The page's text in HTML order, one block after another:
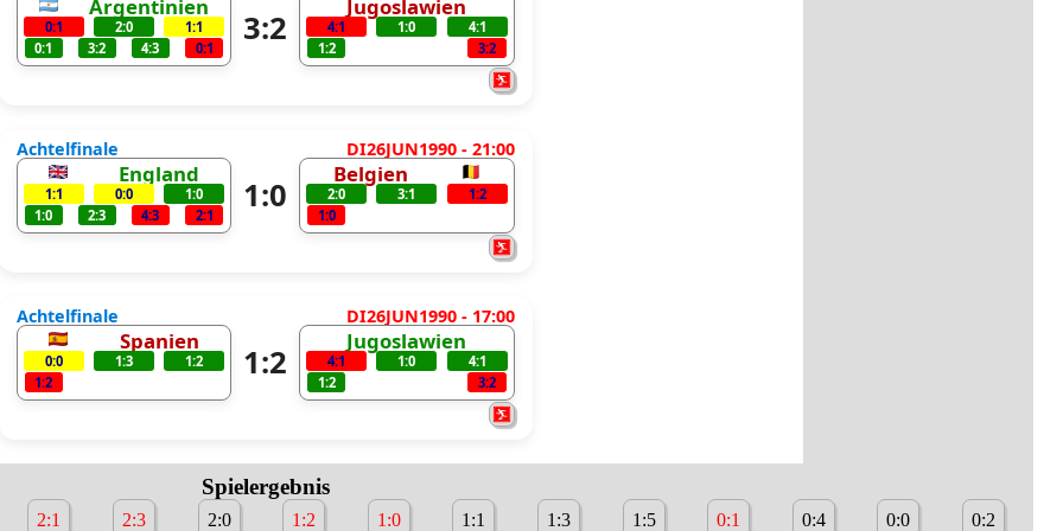
Argentinien
0:1 2:0
1:1
0:1
3:2 4:3 0:1 3:2
Jugoslawien
4:1 1:0
4:1
1:2
3:2
Achtelfinale DI26JUN1990 - 21:00
England
1:1 0:0
1:0
1:0
2:3 4:3 2:1 1:0
Belgien
2:0 3:1
1:2
1:0
Achtelfinale DI26JUN1990 - 17:00
Spanien
0:0 1:3
1:2
1:2
1:2
Jugoslawien
4:1 1:0
4:1
1:2
3:2
Spielergebnis
2:1 2:3 2:0 1:2 1:0 1:1 1:3 1:5 0:1 0:4 0:0 0:2